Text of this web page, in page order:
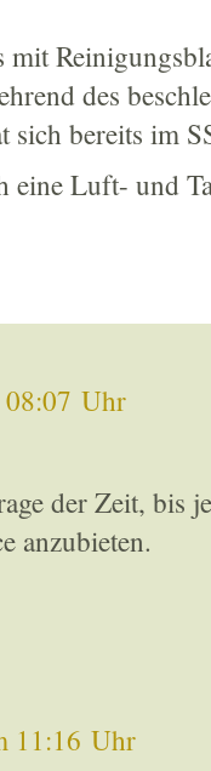
mit
des
sich bereits im
eine Luft- und
08:07 Uhr
der Zeit, bis
anzubieten.
11:16 Uhr